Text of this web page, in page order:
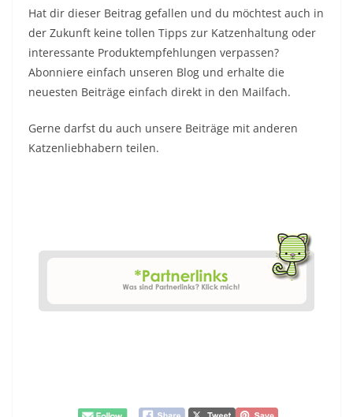
Hat dir dieser Beitrag gefallen und du möchtest auch in
der Zukunft keine tollen Tipps zur Katzenhaltung oder
interessante Produktempfehlungen verpassen?
Abonniere einfach unseren Blog und erhalte die
neuesten Beiträge einfach direkt in den Mailfach.
Gerne darfst du auch unsere Beiträge mit anderen
Katzenliebhabern teilen.